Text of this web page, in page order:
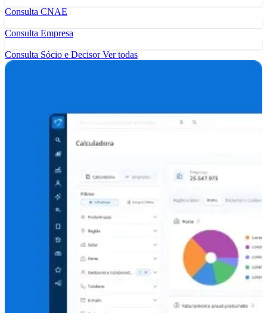
Consulta CNAE
Consulta Empresa
Consulta Sócio e DecisorVer todas